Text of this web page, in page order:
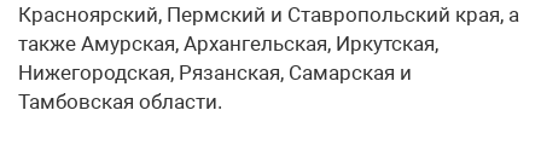
Красноярский, Пермский и Ставропольский края, а
также Амурская, Архангельская, Иркутская,
Нижегородская, Рязанская, Самарская и
Тамбовская области.